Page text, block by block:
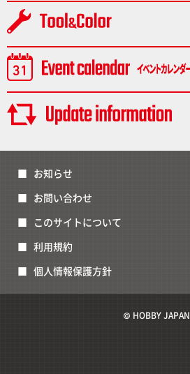
お知らせ
お問い合わせ
このサイトについて
利用規約
個人情報保護方針
© HOBBY JAPAN